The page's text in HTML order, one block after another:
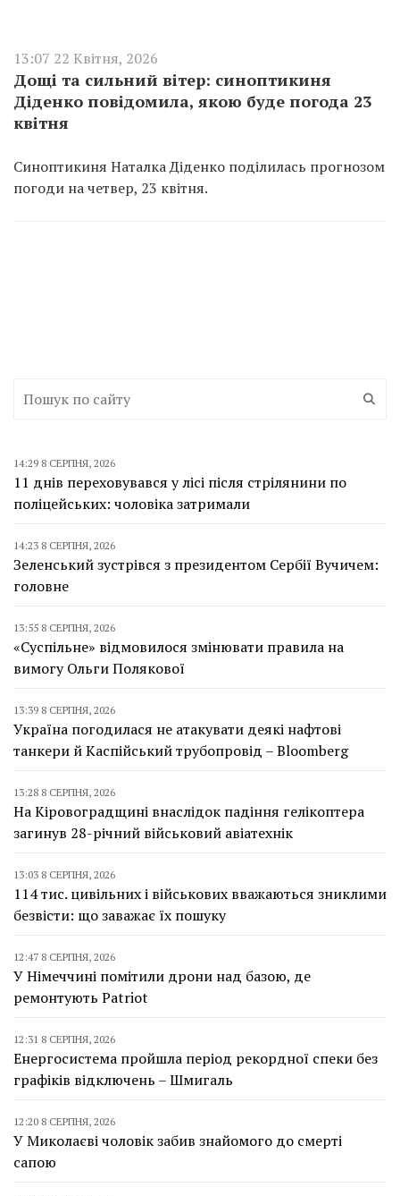
13:07 22 Квітня, 2026
Дощі та сильний вітер: синоптикиня
Діденко повідомила, якою буде погода 23
квітня
Синоптикиня Наталка Діденко поділилась прогнозом
погоди на четвер, 23 квітня.
14:29 8 СЕРПНЯ, 2026
11 днів переховувався у лісі після стрілянини по
поліцейських: чоловіка затримали
14:23 8 СЕРПНЯ, 2026
Зеленський зустрівся з президентом Сербії Вучичем:
головне
13:55 8 СЕРПНЯ, 2026
«Суспільне» відмовилося змінювати правила на
вимогу Ольги Полякової
13:39 8 СЕРПНЯ, 2026
Україна погодилася не атакувати деякі нафтові
танкери й Каспійський трубопровід – Bloomberg
13:28 8 СЕРПНЯ, 2026
На Кіровоградщині внаслідок падіння гелікоптера
загинув 28-річний військовий авіатехнік
13:03 8 СЕРПНЯ, 2026
114 тис. цивільних і військових вважаються зниклими
безвісти: що заважає їх пошуку
12:47 8 СЕРПНЯ, 2026
У Німеччині помітили дрони над базою, де
ремонтують Patriot
12:31 8 СЕРПНЯ, 2026
Енергосистема пройшла період рекордної спеки без
графіків відключень – Шмигаль
12:20 8 СЕРПНЯ, 2026
У Миколаєві чоловік забив знайомого до смерті
сапою